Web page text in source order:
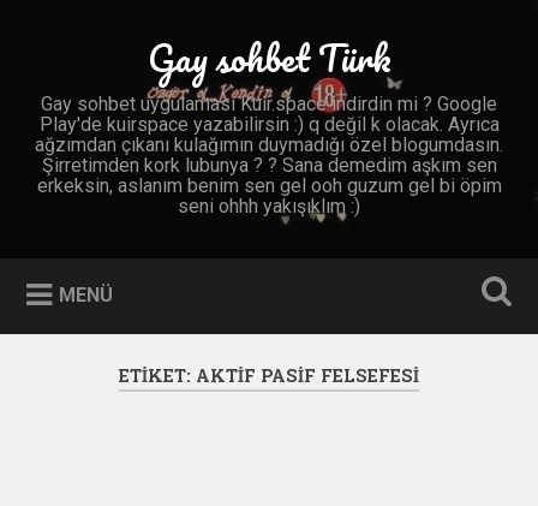
Gay sohbet Türk
Gay sohbet uygulaması Kuir.space indirdin mi ? Google
Play'de kuirspace yazabilirsin :) q değil k olacak. Ayrıca
ağzımdan çıkanı kulağımın duymadığı özel blogumdasın.
Şirretimden kork lubunya ? ? Sana demedim aşkım sen
erkeksin, aslanım benim sen gel ooh guzum gel bi öpim
seni ohhh yakışıklım :)
MENÜ
ETIKET: AKTIF PASIF FELSEFESI